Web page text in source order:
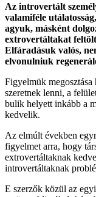
Az introvertált
valamiféle
agyuk, másként
extrovertáltakat
Elfáradásuk valós,
elvonulniuk
Figyelmük megosztása
szeretnek lenni, a
bulik helyett inkább a
kedvelik.
Az elmúlt években
figyelmet arra, hogy
extrovertáltaknak
introvertáltaknak
E szerzők közül az